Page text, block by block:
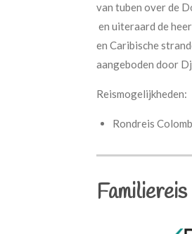
van tuben over de
en uiteraard de
en Caribische
aangeboden door
Reismogelijkheden:
Rondreis